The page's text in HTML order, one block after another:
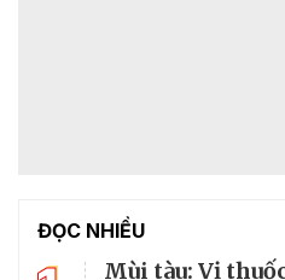
ĐỌC NHIỀU
Mùi tàu: Vị